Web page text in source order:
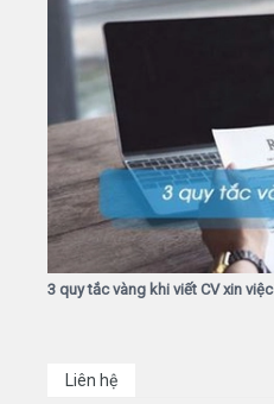
3 quy tắc vàng khi viết CV xin việc
Liên hệ